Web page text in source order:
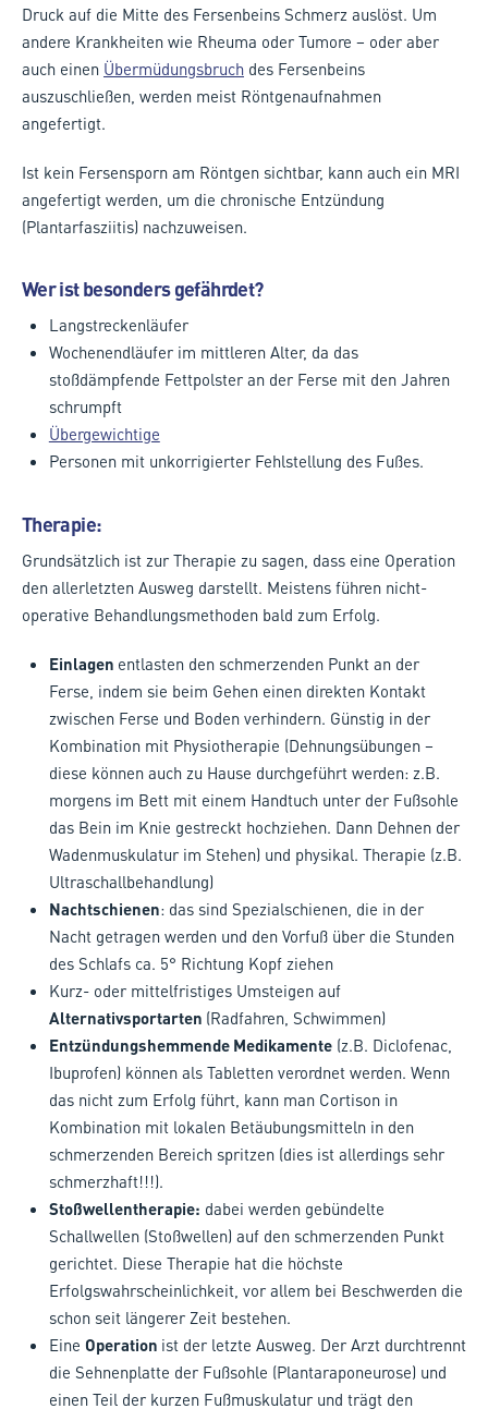
Druck auf die Mitte des Fersenbeins Schmerz auslöst. Um
andere Krankheiten wie Rheuma oder Tumore – oder aber
auch einen Übermüdungsbruch des Fersenbeins
auszuschließen, werden meist Röntgenaufnahmen
angefertigt.
Ist kein Fersensporn am Röntgen sichtbar, kann auch ein MRI
angefertigt werden, um die chronische Entzündung
(Plantarfasziitis) nachzuweisen.
Wer ist besonders gefährdet?
Langstreckenläufer
Wochenendläufer im mittleren Alter, da das
stoßdämpfende Fettpolster an der Ferse mit den Jahren
schrumpft
Übergewichtige
Personen mit unkorrigierter Fehlstellung des Fußes.
Therapie:
Grundsätzlich ist zur Therapie zu sagen, dass eine Operation
den allerletzten Ausweg darstellt. Meistens führen nicht-
operative Behandlungsmethoden bald zum Erfolg.
Einlagen entlasten den schmerzenden Punkt an der
Ferse, indem sie beim Gehen einen direkten Kontakt
zwischen Ferse und Boden verhindern. Günstig in der
Kombination mit Physiotherapie (Dehnungsübungen –
diese können auch zu Hause durchgeführt werden: z.B.
morgens im Bett mit einem Handtuch unter der Fußsohle
das Bein im Knie gestreckt hochziehen. Dann Dehnen der
Wadenmuskulatur im Stehen) und physikal. Therapie (z.B.
Ultraschallbehandlung)
Nachtschienen: das sind Spezialschienen, die in der
Nacht getragen werden und den Vorfuß über die Stunden
des Schlafs ca. 5° Richtung Kopf ziehen
Kurz- oder mittelfristiges Umsteigen auf
Alternativsportarten (Radfahren, Schwimmen)
Entzündungshemmende Medikamente(z.B. Diclofenac,
Ibuprofen) können als Tabletten verordnet werden. Wenn
das nicht zum Erfolg führt, kann man Cortison in
Kombination mit lokalen Betäubungsmitteln in den
schmerzenden Bereich spritzen (dies ist allerdings sehr
schmerzhaft!!!).
Stoßwellentherapie: dabei werden gebündelte
Schallwellen (Stoßwellen) auf den schmerzenden Punkt
gerichtet. Diese Therapie hat die höchste
Erfolgswahrscheinlichkeit, vor allem bei Beschwerden die
schon seit längerer Zeit bestehen.
Eine Operation ist der letzte Ausweg. Der Arzt durchtrennt
die Sehnenplatte der Fußsohle (Plantaraponeurose) und
einen Teil der kurzen Fußmuskulatur und trägt den